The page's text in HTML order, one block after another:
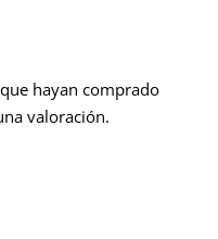
hayan comprado
valoración.